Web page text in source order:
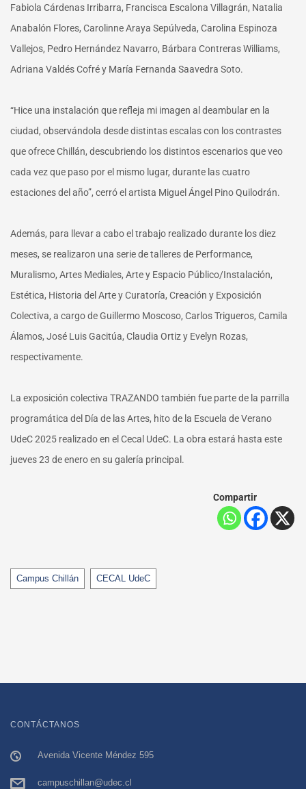
Fabiola Cárdenas Irribarra, Francisca Escalona Villagrán, Natalia
Anabalón Flores, Carolinne Araya Sepúlveda, Carolina Espinoza
Vallejos, Pedro Hernández Navarro, Bárbara Contreras Williams,
Adriana Valdés Cofré y María Fernanda Saavedra Soto.
“Hice una instalación que refleja mi imagen al deambular en la
ciudad, observándola desde distintas escalas con los contrastes
que ofrece Chillán, descubriendo los distintos escenarios que veo
cada vez que paso por el mismo lugar, durante las cuatro
estaciones del año”, cerró el artista Miguel Ángel Pino Quilodrán.
Además, para llevar a cabo el trabajo realizado durante los diez
meses, se realizaron una serie de talleres de Performance,
Muralismo, Artes Mediales, Arte y Espacio Público/Instalación,
Estética, Historia del Arte y Curatoría, Creación y Exposición
Colectiva, a cargo de Guillermo Moscoso, Carlos Trigueros, Camila
Álamos, José Luis Gacitúa, Claudia Ortiz y Evelyn Rozas,
respectivamente.
La exposición colectiva TRAZANDO también fue parte de la parrilla
programática del Día de las Artes, hito de la Escuela de Verano
UdeC 2025 realizado en el Cecal UdeC. La obra estará hasta este
jueves 23 de enero en su galería principal.
Compartir
Tags
Campus Chillán CECAL UdeC
CONTÁCTANOS
Avenida Vicente Méndez 595
campuschillan@udec.cl